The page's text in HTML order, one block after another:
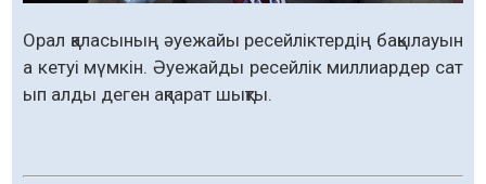
Орал қаласының әуежайы ресейліктердің бақылауын
а кетуі мүмкін. Әуежайды ресейлік миллиардер сат
ып алды деген ақпарат шықты.